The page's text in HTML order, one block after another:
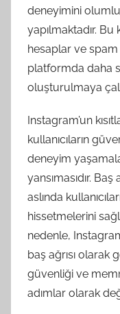
deneyimini
yapılmaktadır. Bu
hesaplar ve
platformda daha
oluşturulmaya
Instagram’un
kullanıcıların
deneyim
yansımasıdır.
aslında
hissetmelerini
nedenle,
baş ağrısı olarak
güvenliği ve
adımlar olarak